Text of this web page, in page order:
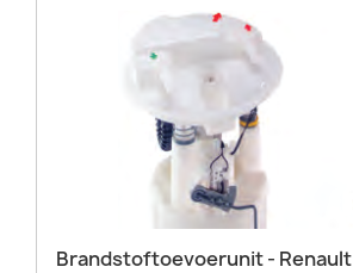
Brandstoftoevoerunit - Renault